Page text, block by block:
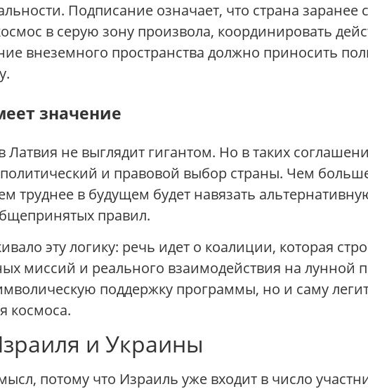
Подписание означает, что страна заранее
в серую зону произвола, координировать
внеземного пространства должно приносить
значение
не выглядит гигантом. Но в таких
и правовой выбор страны. Чем больше
труднее в будущем будет навязать
правил.
эту логику: речь идет о коалиции, которая
миссий и реального взаимодействия на лунной
поддержку программы, но и саму
космоса.
и Украины
потому что Израиль уже входит в число